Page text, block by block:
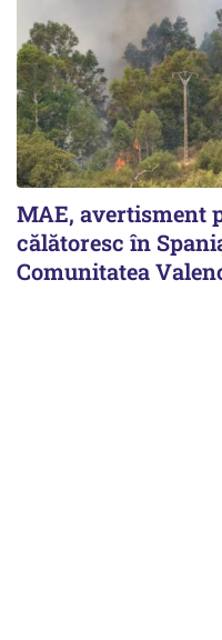
MAE, avertisment
călătoresc în
Comunitatea